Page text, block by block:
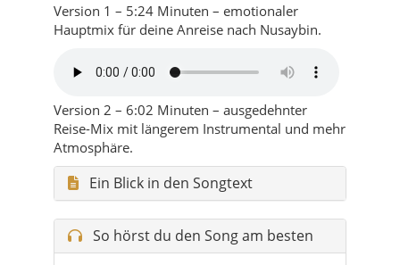
Version 1 – 5:24 Minuten – emotionaler
Hauptmix für deine Anreise nach Nusaybin.
Version 2 – 6:02 Minuten – ausgedehnter
Reise-Mix mit längerem Instrumental und mehr
Atmosphäre.
Ein Blick in den Songtext
So hörst du den Song am besten